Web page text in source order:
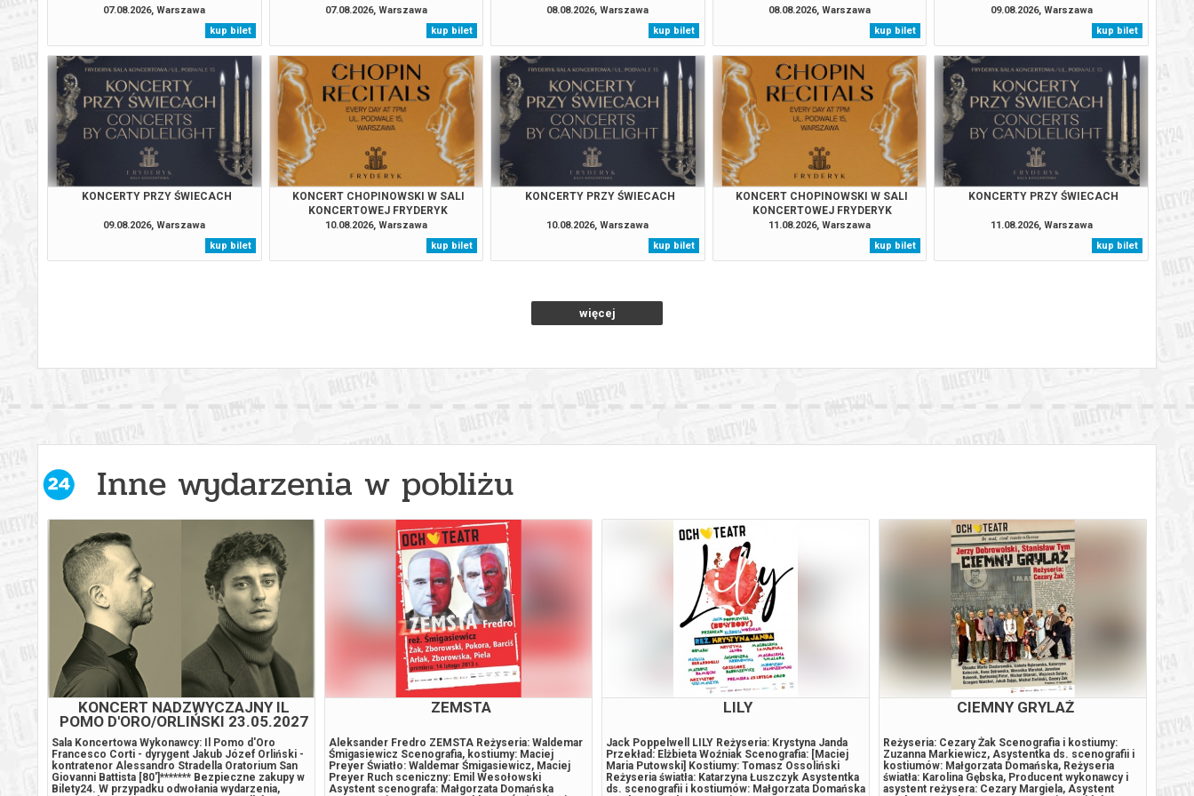
Warszawa 13.08.2026 , g. 17:30(czwartek) Fryderyk Concert Hall w Warszawie od 65,00 pln BILETY
Warszawa 13.08.2026 , g. 19:00(czwartek) Fryderyk Concert Hall w Warszawie od 65,00 pln BILETY
Warszawa 13.08.2026 , g. 20:55 (czwartek) Fryderyk Concert Hall w Warszawie od 95,00 pln BILETY
Warszawa 14.08.2026 , g. 14:30(piątek) Fryderyk Concert Hall w Warszawie od 65,00 pln BILETY
Warszawa 14.08.2026 , g. 16:00 Fryderyk Concert Hall w Warszawie BILETY
Fryderyk Concert Hall w Warszawie
Warszawa 14.08.2026 , g. 20:55(piątek) Fryderyk Concert Hall w Warszawie od 95,00 pln BILETY
Warszawa 15.08.2026 , g. 14:30 (sobota) od 65,00 pln BILETY
15.08.2026 , g. 17:30
Warszawa 15.08.2026 , g. 19:00(sobota) Fryderyk Concert Hall w Warszawie od 65,00 pln BILETY
Warszawa 15.08.2026 , g. 20:55(sobota) Fryderyk Concert Hall w Warszawie od 95,00 pln BILETY
Warszawa 16.08.2026 , g. 14:00(niedziela) Fryderyk Concert Hall w Warszawie od 65,00 pln BILETY
Warszawa 16.08.2026 , g. 15:30(niedziela) Fryderyk Concert Hall w Warszawie od 65,00 pln BILETY
Warszawa 16.08.2026 , g. 19:00 (niedziela) Fryderyk Concert Hall w Warszawie od 65,00 pln BILETY
Warszawa 16.08.2026 , g. 20:55(niedziela) Fryderyk Concert Hall w Warszawie od 95,00 pln BILETY
07.08.2026, Warszawa
kup bilet
07.08.2026, Warszawa
kup bilet
08.08.2026, Warszawa
kup bilet
08.08.2026, Warszawa
kup bilet
09.08.2026, Warszawa
kup bilet
KONCERTY PRZY ŚWIECACH
09.08.2026, Warszawa
kup bilet
KONCERT CHOPINOWSKI W SALI
KONCERTOWEJ FRYDERYK
10.08.2026, Warszawa
kup bilet
KONCERTY PRZY ŚWIECACH
10.08.2026, Warszawa
kup bilet
KONCERT CHOPINOWSKI W SALI
KONCERTOWEJ FRYDERYK
11.08.2026, Warszawa
kup bilet
KONCERTY PRZY ŚWIECACH
11.08.2026, Warszawa
kup bilet
więcej
Inne wydarzenia w pobliżu
KONCERT NADZWYCZAJNY IL
POMO D'ORO/ORLIŃSKI 23.05.2027
Sala Koncertowa Wykonawcy: Il Pomo d'Oro
Francesco Corti - dyrygent Jakub Józef Orliński -
kontratenor Alessandro Stradella Oratorium San
Giovanni Battista [80']******* Bezpieczne zakupy w
Bilety24. W przypadku odwołania wydarzenia,
ZEMSTA
Aleksander Fredro ZEMSTA Reżyseria: Waldemar
Śmigasiewicz Scenografia, kostiumy: Maciej
Preyer Światło: Waldemar Śmigasiewicz, Maciej
Preyer Ruch sceniczny: Emil Wesołowski
Asystent scenografa: Małgorzata Domańska
LILY
Jack Poppelwell LILY Reżyseria: Krystyna Janda
Przekład: Elżbieta Woźniak Scenografia: [Maciej
Maria Putowski] Kostiumy: Tomasz Ossoliński
Reżyseria światła: Katarzyna Łuszczyk Asystentka
ds. scenografii i kostiumów: Małgorzata Domańska
CIEMNY GRYLAŻ
Reżyseria: Cezary Żak Scenografia i kostiumy:
Zuzanna Markiewicz, Asystentka ds. scenografii i
kostiumów: Małgorzata Domańska, Reżyseria
światła: Karolina Gębska, Producent wykonawcy i
asystent reżysera: Cezary Margiela, Asystent